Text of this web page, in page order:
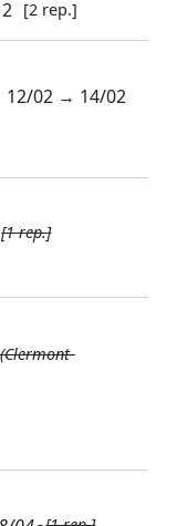
[2 rep.]
12/02 → 14/02
[1 rep.]